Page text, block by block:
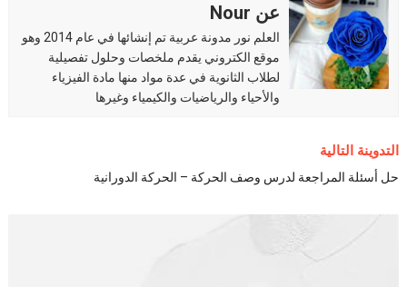
عن Nour
العلم نور مدونة عربية تم إنشائها في عام 2014 وهو
موقع الكتروني يقدم ملخصات وحلول تفصيلية
لطلاب الثانوية في عدة مواد منها مادة الفيزياء
والأحياء والرياضيات والكيمياء وغيرها
التدوينة التالية
حل أسئلة المراجعة لدرس وصف الحركة – الحركة الدورانية